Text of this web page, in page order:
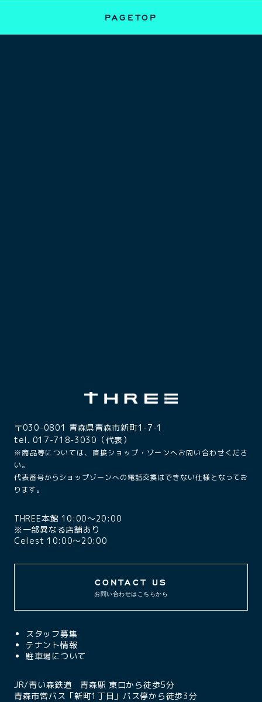
PAGETOP
〒030-0801 青森県青森市新町1-7-1
tel. 017-718-3030（代表）
※商品等については、直接ショップ・ゾーンへお問い合わせくださ
い。
代表番号からショップゾーンへの電話交換はできない仕様となってお
ります。
THREE本館 10:00〜20:00
※一部異なる店舗あり
Celest 10:00〜20:00
CONTACT US
お問い合わせはこちらから
スタッフ募集
テナント情報
駐車場について
JR/青い森鉄道 青森駅 東口から徒歩5分
青森市営バス「新町1丁目」バス停から徒歩3分